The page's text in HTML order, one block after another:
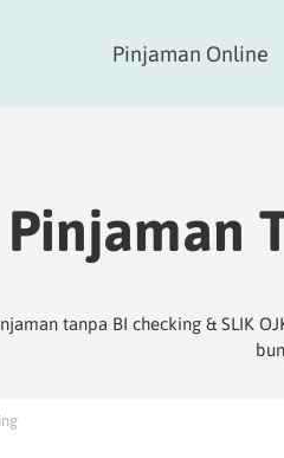
Pinjaman Online
Pinjaman
tanpa BI checking & SLIK